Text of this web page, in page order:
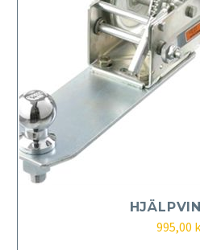
995,00